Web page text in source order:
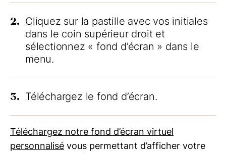
2. Cliquez sur la pastille avec vos initiales
dans le coin supérieur droit et
sélectionnez « fond d’écran » dans le
menu.
3. Téléchargez le fond d’écran.
Téléchargez notre fond d’écran virtuel
personnalisé vous permettant d’afficher votre